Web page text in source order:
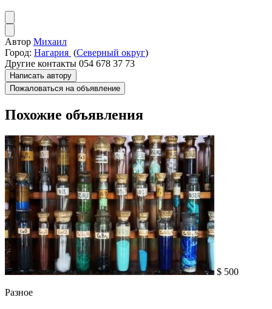
Автор Михаил
Город: Нагария (Северный округ)
Другие контакты 054 678 37 73
Написать автору
Пожаловаться на объявление
Похожие объявления
$ 500
Разное